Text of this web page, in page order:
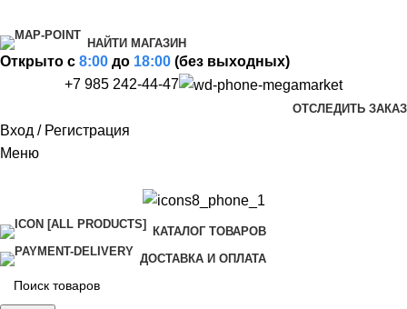
НАЙТИ МАГАЗИН
Открыто c 8:00 до 18:00 (без выходных)
+7 985 242-44-47
ОТСЛЕДИТЬ ЗАКАЗ
Вход / Регистрация
Меню
КАТАЛОГ ТОВАРОВ
ДОСТАВКА И ОПЛАТА